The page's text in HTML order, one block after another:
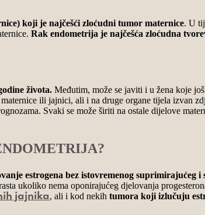
koji je najčešći zloćudni tumor maternice. U
Rak endometrija je najčešća zloćudna
života. Međutim, može se javiti i u žena koje
ili jajnici, ali i na druge organe tijela izvan
Svaki se može širiti na ostale dijelove
estrogena bez istovremenog suprimirajućeg
ukoliko nema oponirajućeg djelovanja
jajnika, ali i kod nekih tumora koji izlučuju